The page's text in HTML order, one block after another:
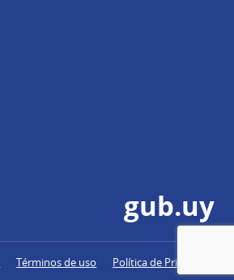
gub.uy
Términos de uso Política de Privacidad